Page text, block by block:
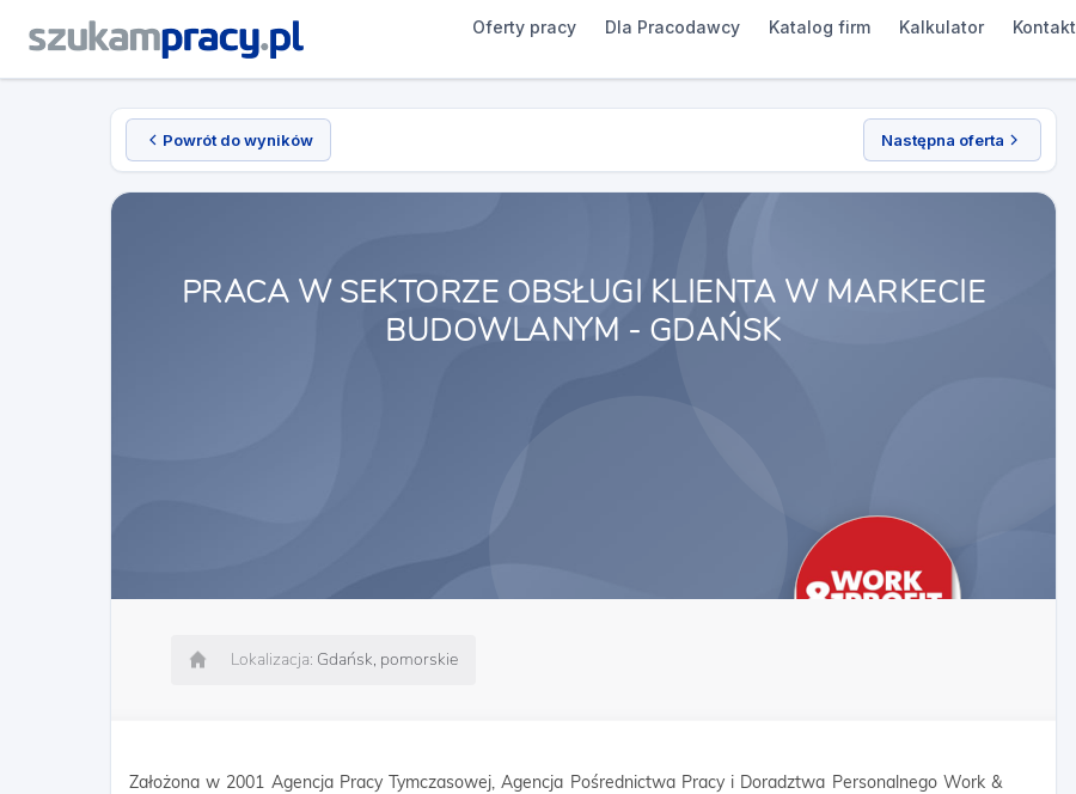
Oferty pracy Dla Pracodawcy Katalog firm Kalkulator Kontakt
Powrót do wyników Następna oferta
PRACA W SEKTORZE OBSŁUGI KLIENTA W MARKECIE
BUDOWLANYM - GDAŃSK
Lokalizacja: Gdańsk, pomorskie
Założona w 2001 Agencja Pracy Tymczasowej, Agencja Pośrednictwa Pracy i Doradztwa Personalnego Work &